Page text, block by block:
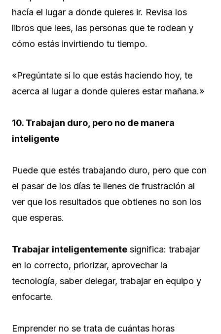
hacía el lugar a donde quieres ir. Revisa los
libros que lees, las personas que te rodean y
cómo estás invirtiendo tu tiempo.
«Pregúntate si lo que estás haciendo hoy, te
acerca al lugar a donde quieres estar mañana.»
10. Trabajan duro, pero no de manera
inteligente
Puede que estés trabajando duro, pero que con
el pasar de los días te llenes de frustración al
ver que los resultados que obtienes no son los
que esperas.
Trabajar inteligentemente significa: trabajar
en lo correcto, priorizar, aprovechar la
tecnología, saber delegar, trabajar en equipo y
enfocarte.
Emprender no se trata de cuántas horas